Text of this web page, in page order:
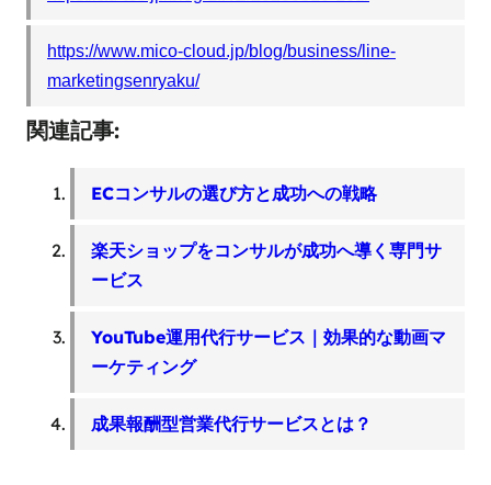
https://www.mico-cloud.jp/blog/business/line-
marketingsenryaku/
関連記事:
ECコンサルの選び方と成功への戦略
楽天ショップをコンサルが成功へ導く専門サ
ービス
YouTube運用代行サービス｜効果的な動画マ
ーケティング
成果報酬型営業代行サービスとは？